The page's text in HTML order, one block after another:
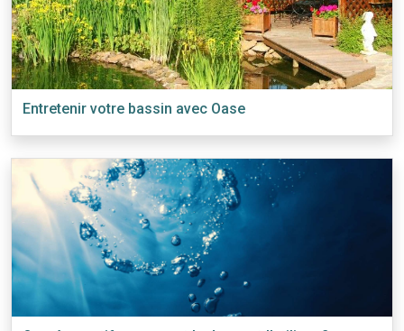
Entretenir votre bassin avec Oase